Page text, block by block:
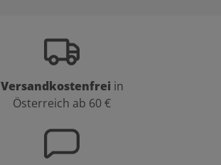
Versandkostenfrei in
Österreich ab 60 €